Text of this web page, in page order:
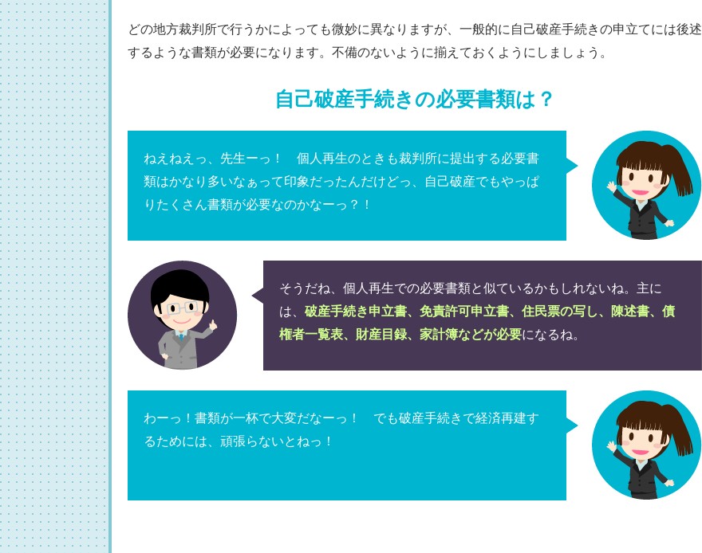
どの地方裁判所で行うかによっても微妙に異なりますが、一般的に自己破産手続きの申立てには後述
するような書類が必要になります。不備のないように揃えておくようにしましょう。
自己破産手続きの必要書類は？
ねえねえっ、先生ーっ！ 個人再生のときも裁判所に提出する必要書
類はかなり多いなぁって印象だったんだけどっ、自己破産でもやっぱ
りたくさん書類が必要なのかなーっ？！
そうだね、個人再生での必要書類と似ているかもしれないね。主に
は、 破産手続き申立書、免責許可申立書、住民票の写し、陳述書、債
権者一覧表、財産目録、家計簿などが必要になるね。
わーっ！書類が一杯で大変だなーっ！ でも破産手続きで経済再建す
るためには、頑張らないとねっ！